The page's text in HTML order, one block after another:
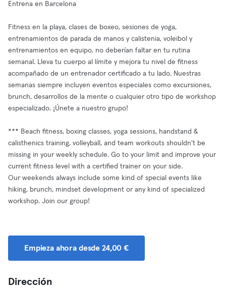
Entrena en Barcelona
Fitness en la playa, clases de boxeo, sesiones de yoga,
entrenamientos de parada de manos y calistenia, voleibol y
entrenamientos en equipo, no deberían faltar en tu rutina
semanal. Lleva tu cuerpo al límite y mejora tu nivel de fitness
acompañado de un entrenador certificado a tu lado. Nuestras
semanas siempre incluyen eventos especiales como excursiones,
brunch, desarrollos de la mente o cualquier otro tipo de workshop
especializado. ¡Únete a nuestro grupo!
*** Beach fitness, boxing classes, yoga sessions, handstand &
calisthenics training, volleyball, and team workouts shouldn't be
missing in your weekly schedule. Go to your limit and improve your
current fitness level with a certified trainer on your side.
Our weekends always include some kind of special events like
hiking, brunch, mindset development or any kind of specialized
workshop. Join our group!
Empieza ahora desde 24,00 €
Dirección